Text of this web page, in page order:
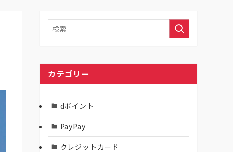
カテゴリー
dポイント
PayPay
クレジットカード